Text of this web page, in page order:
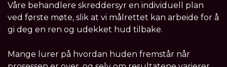
Våre behandlere skreddersyr en individuell plan
ved første møte, slik at vi målrettet kan arbeide for å
gi deg en ren og udekket hud tilbake.
Mange lurer på hvordan huden fremstår når